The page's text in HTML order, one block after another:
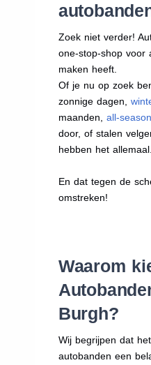
Zoek niet verder!
one-stop-shop voor
maken heeft.
Of je nu op zoek
zonnige dagen,
maanden, all-
door, of stalen
hebben het allemaal.
En dat tegen de
omstreken!
Waarom
Burgh?
Wij begrijpen dat
autobanden een